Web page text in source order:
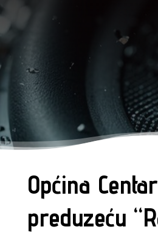
Općina
preduzeću